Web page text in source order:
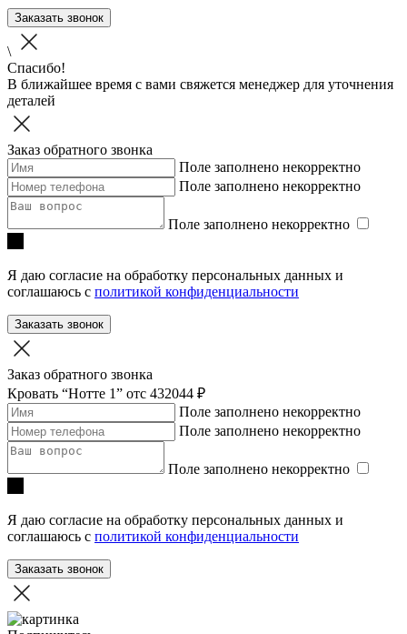
Заказать звонок
\
Спасибо!
В ближайшее время с вами свяжется менеджер для уточнения
деталей
Заказ обратного звонка
Поле заполнено некорректно
Поле заполнено некорректно
Поле заполнено некорректно
Я даю согласие на обработку персональных данных и
соглашаюсь с политикой конфиденциальности
Заказать звонок
Заказ обратного звонка
Кровать “Нотте 1” отc 432044 ₽
Поле заполнено некорректно
Поле заполнено некорректно
Поле заполнено некорректно
Я даю согласие на обработку персональных данных и
соглашаюсь с политикой конфиденциальности
Заказать звонок